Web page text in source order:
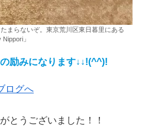
まらないぞ。東京荒川区東日暮里にある
」
励みになります↓↓!(^^)!
とうございました！！